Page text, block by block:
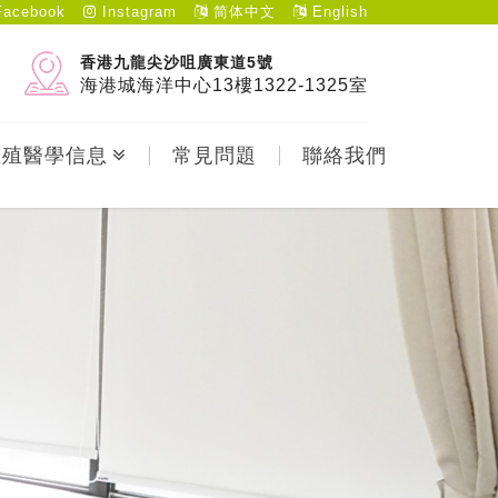
Instagram 简体中文 English
香港九龍尖沙咀廣東道5號
海港城海洋中心13樓1322-1325室
醫學信息 常見問題 聯絡我們